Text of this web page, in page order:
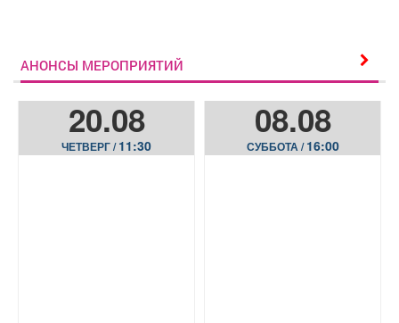
АНОНСЫ МЕРОПРИЯТИЙ
20.08
ЧЕТВЕРГ /11:30
08.08
СУББОТА /16:00